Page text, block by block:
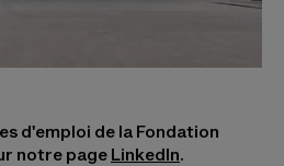
d'emploi de la Fondation
notre page LinkedIn.